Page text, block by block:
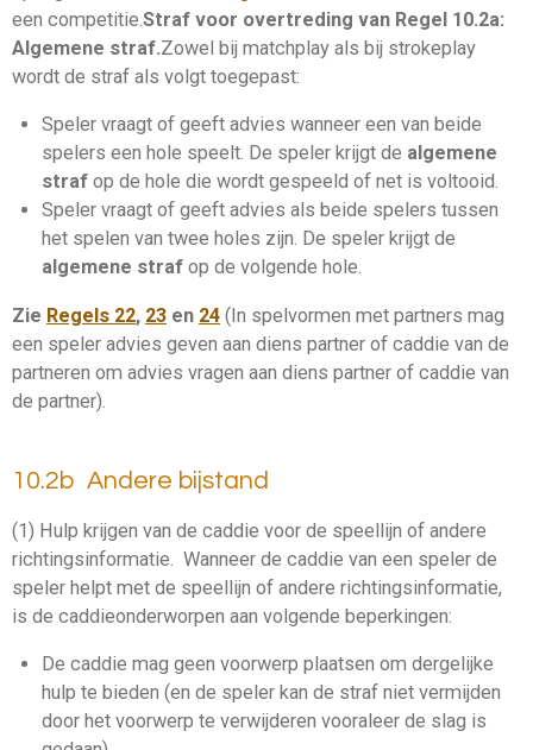
een competitie.Straf voor overtreding van Regel 10.2a:
Algemene straf.Zowel bij matchplay als bij strokeplay
wordt de straf als volgt toegepast:
Speler vraagt of geeft advies wanneer een van beide
spelers een hole speelt. De speler krijgt de algemene
strafop de hole die wordt gespeeld of net is voltooid.
Speler vraagt of geeft advies als beide spelers tussen
het spelen van twee holes zijn. De speler krijgt de
algemene strafop de volgende hole.
Zie Regels 22, 23 en 24 (In spelvormen met partners mag
een speler advies geven aan diens partner of caddie van de
partneren om advies vragen aan diens partner of caddie van
de partner).
10.2b Andere bijstand
(1) Hulp krijgen van de caddie voor de speellijn of andere
richtingsinformatie. Wanneer de caddie van een speler de
speler helpt met de speellijn of andere richtingsinformatie,
is de caddieonderworpen aan volgende beperkingen:
De caddie mag geen voorwerp plaatsen om dergelijke
hulp te bieden (en de speler kan de straf niet vermijden
door het voorwerp te verwijderen vooraleer de slag is